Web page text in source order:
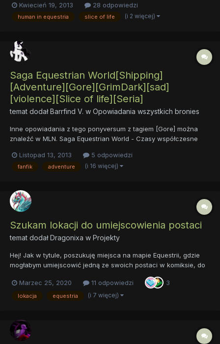
Encyklopedia Equestrii wg. Qebora Tom I Opis: Historia
człowieka, który trafia do Equestrii i ma problemy z
Kwiecień 19, 2013 28 odpowiedzi
human in equestria slice of life (i 2 więcej)
Saga Equestrian World[Shipping]
[Adventure][Gore][GrimDark][sad]
[violence][Slice of life][Seria]
temat dodałBarrfind V. w Opowiadania wszystkich bronies
Inne opowiadania z tego ponyversum z tagiem [Gore] można
znaleźć w MLN. Saga Equestrian World - Czasy współczesne
[sad][violence][seria] 1) Prawdziwe imię(Rok 1000 EA)[Z]
[Comedy][Slice of life] Opis: Ponyville,...
Listopad 13, 2013 5 odpowiedzi
fanfik adventure (i 16 więcej)
Szukam lokacji do umiejscowienia postaci
temat dodałDragonixa w Projekty
Hej! Jak w tytule, poszukuję miejsca na mapie Equestrii, gdzie
mogłabym umiejscowić jedną ze swoich postaci w komiksie, do
którego dopiero piszę scenariusz. Dwie z trzech głównych
postaci mam osadzone co prawda, ale potrzebuję też pomocy
fandomu odnośnie historii Equestrii....
Marzec 25, 2020 11 odpowiedzi 3
lokacja equestria (i 7 więcej)